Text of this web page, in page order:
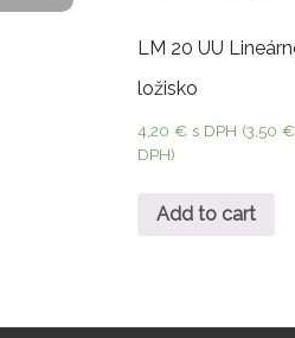
LM 20 UU
ložisko
4,20€ s DPH (3,50€
DPH)
Add to cart